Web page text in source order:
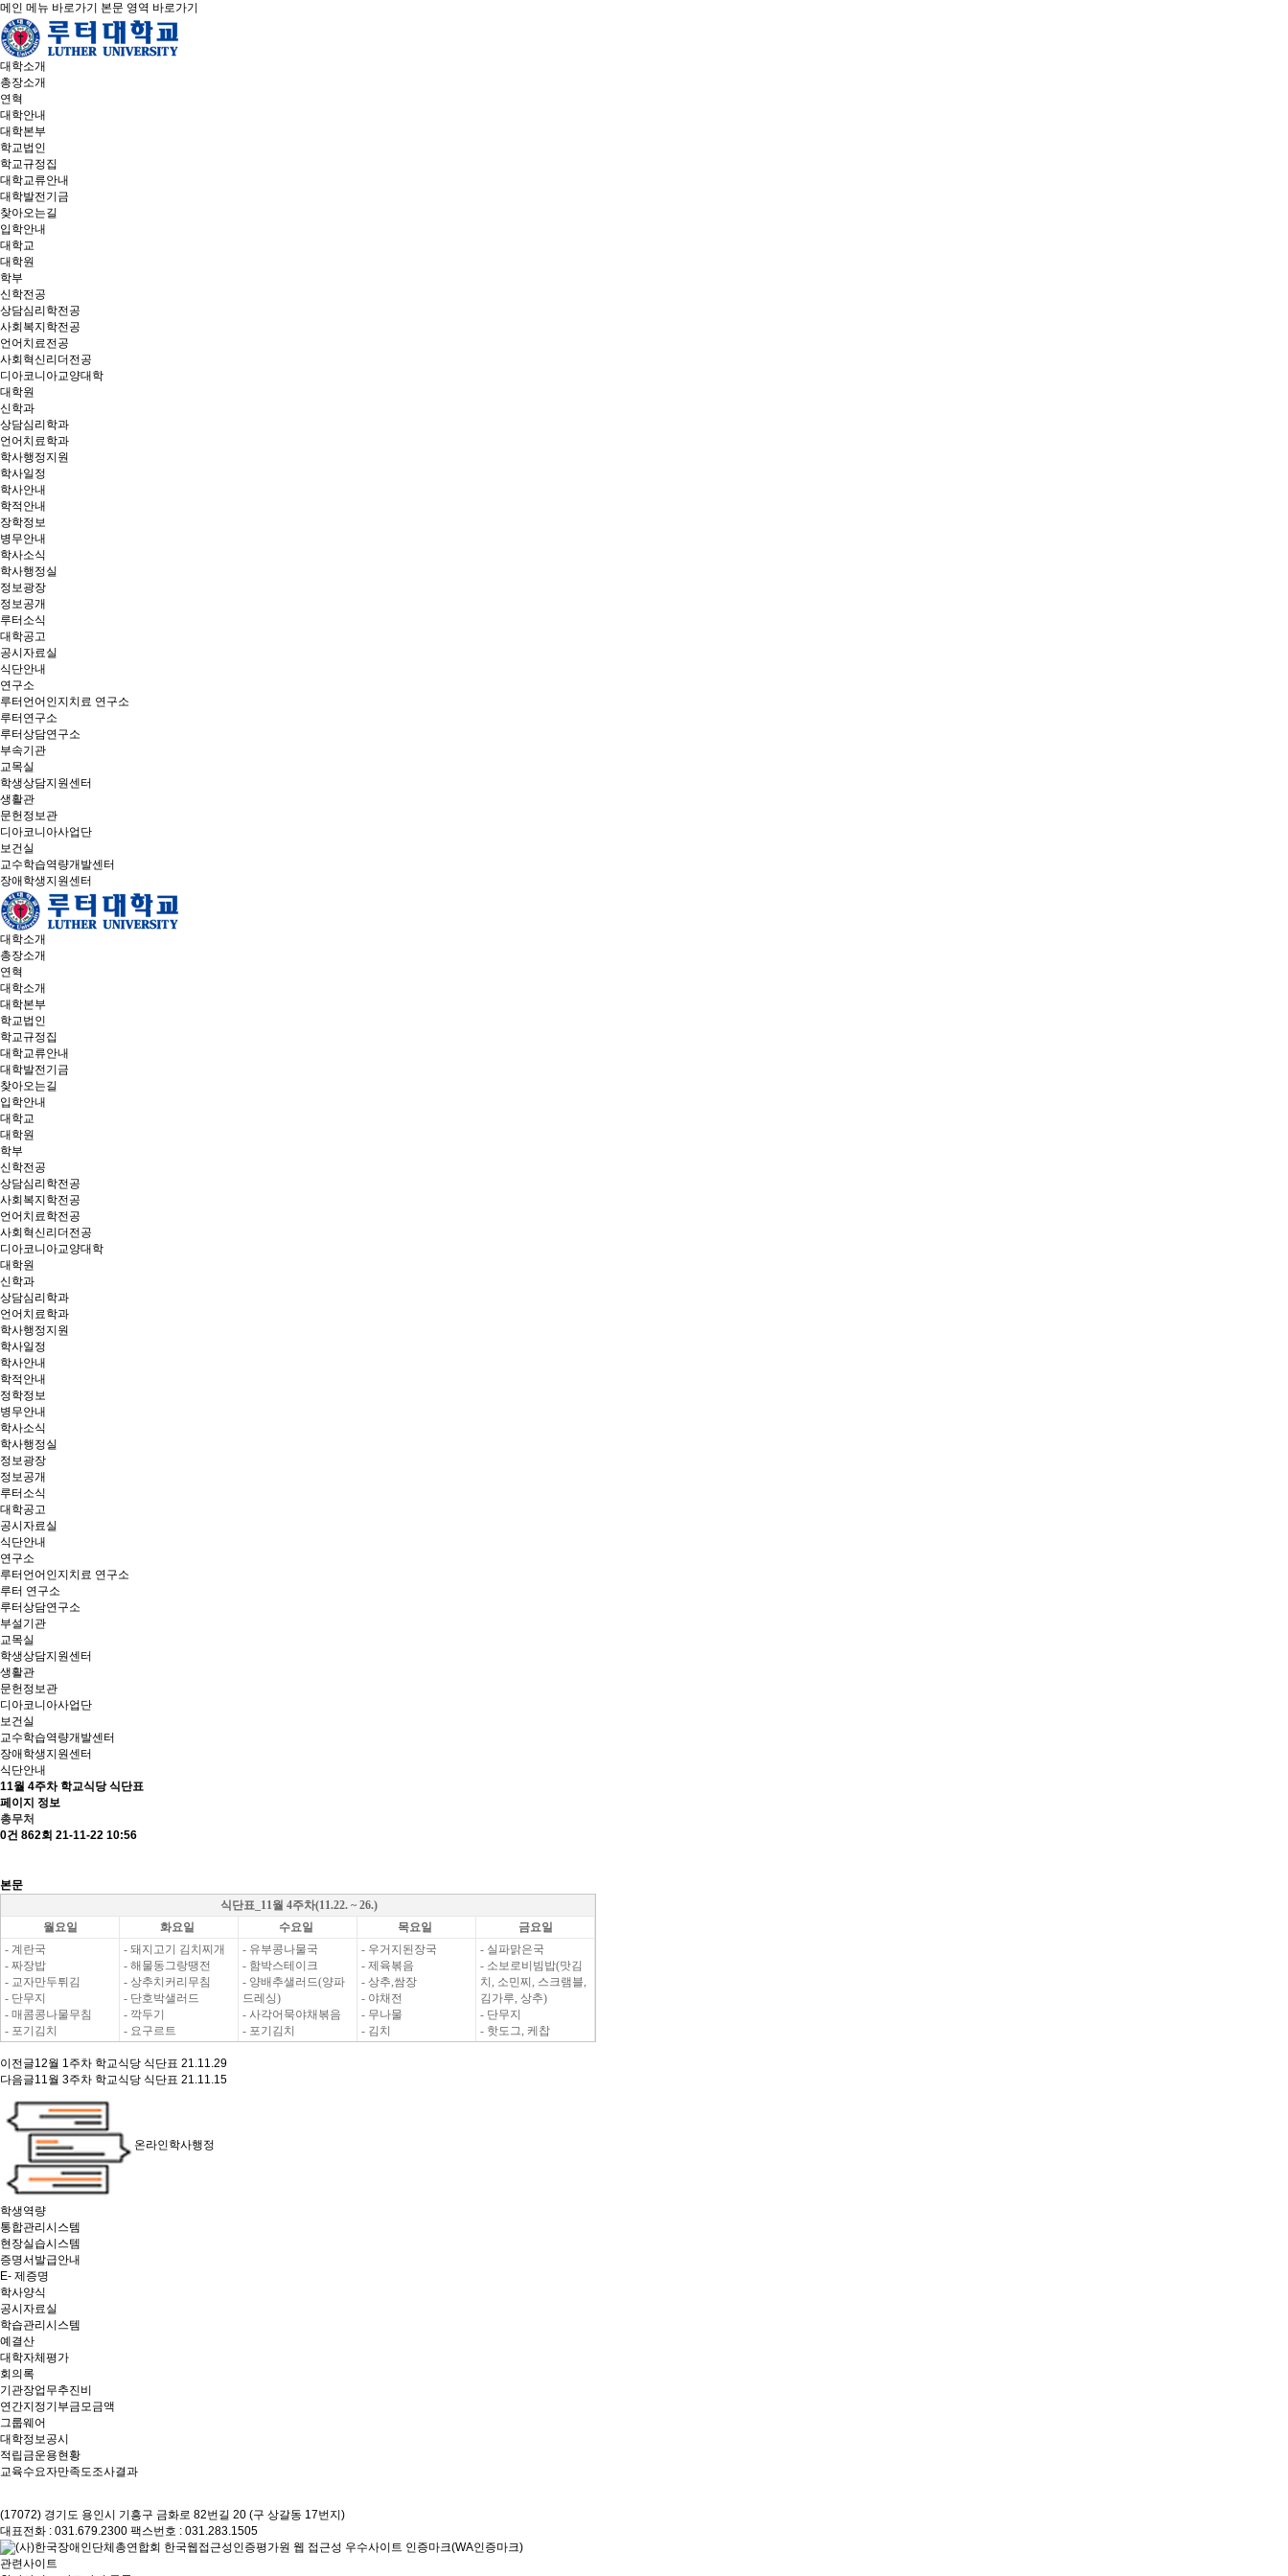
메인 메뉴 바로가기 본문 영역 바로가기
대학소개
총장소개
연혁
대학안내
대학본부
학교법인
학교규정집
대학교류안내
대학발전기금
찾아오는길
입학안내
대학교
대학원
학부
신학전공
상담심리학전공
사회복지학전공
언어치료전공
사회혁신리더전공
디아코니아교양대학
대학원
신학과
상담심리학과
언어치료학과
학사행정지원
학사일정
학사안내
학적안내
장학정보
병무안내
학사소식
학사행정실
정보광장
정보공개
루터소식
대학공고
공시자료실
식단안내
연구소
루터언어인지치료 연구소
루터연구소
루터상담연구소
부속기관
교목실
학생상담지원센터
생활관
문헌정보관
디아코니아사업단
보건실
교수학습역량개발센터
장애학생지원센터
대학소개
총장소개
연혁
대학소개
대학본부
학교법인
학교규정집
대학교류안내
대학발전기금
찾아오는길
입학안내
대학교
대학원
학부
신학전공
상담심리학전공
사회복지학전공
언어치료학전공
사회혁신리더전공
디아코니아교양대학
대학원
신학과
상담심리학과
언어치료학과
학사행정지원
학사일정
학사안내
학적안내
정학정보
병무안내
학사소식
학사행정실
정보광장
정보공개
루터소식
대학공고
공시자료실
식단안내
연구소
루터언어인지치료 연구소
루터 연구소
루터상담연구소
부설기관
교목실
학생상담지원센터
생활관
문헌정보관
디아코니아사업단
보건실
교수학습역량개발센터
장애학생지원센터
식단안내
11월 4주차 학교식당 식단표
페이지 정보
총무처
0건 862회 21-11-22 10:56
본문
식단표_11월 4주차(11.22. ~ 26.)
월요일
화요일 수요일 목요일
금요일
- 계란국
- 짜장밥
- 교자만두튀김
- 단무지
- 매콤콩나물무침
- 포기김치
- 돼지고기 김치찌개
- 해물동그랑땡전
- 상추치커리무침
- 단호박샐러드
- 깍두기
- 요구르트
- 유부콩나물국
- 함박스테이크
- 양배추샐러드(양파
드레싱)
- 사각어묵야채볶음
- 포기김치
- 우거지된장국
- 제육볶음
- 상추,쌈장
- 야채전
- 무나물
- 김치
- 실파맑은국
- 소보로비빔밥(맛김
치, 소민찌, 스크램블,
김가루, 상추)
- 단무지
- 핫도그, 케찹
이전글12월 1주차 학교식당 식단표 21.11.29
다음글11월 3주차 학교식당 식단표 21.11.15
온라인학사행정
학생역량
통합관리시스템
현장실습시스템
증명서발급안내
E- 제증명
학사양식
공시자료실
학습관리시스템
예결산
대학자체평가
회의록
기관장업무추진비
연간지정기부금모금액
그룹웨어
대학정보공시
적립금운용현황
교육수요자만족도조사결과
(17072) 경기도 용인시 기흥구 금화로 82번길 20 (구 상갈동 17번지)
대표전화 : 031.679.2300 팩스번호 : 031.283.1505
관련사이트